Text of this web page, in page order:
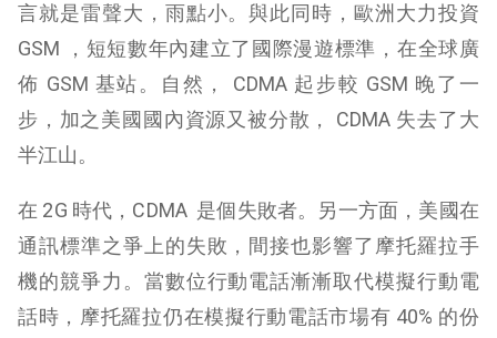
言就是雷聲大，雨點小。與此同時，歐洲大力投資
GSM ，短短數年內建立了國際漫遊標準，在全球廣
佈 GSM 基站。自然， CDMA 起步較 GSM 晚了一
步，加之美國國內資源又被分散， CDMA 失去了大
半江山。
在 2G 時代，CDMA 是個失敗者。另一方面，美國在
通訊標準之爭上的失敗，間接也影響了摩托羅拉手
機的競爭力。當數位行動電話漸漸取代模擬行動電
話時，摩托羅拉仍在模擬行動電話市場有 40% 的份